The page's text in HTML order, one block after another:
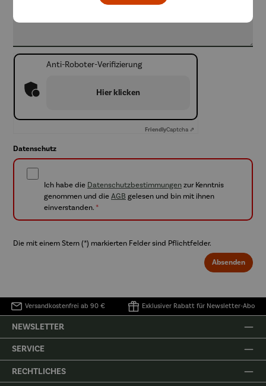
Anti-Roboter-Verifizierung
Hier klicken
FriendlyCaptcha ⇗
Datenschutz
Ich habe die Datenschutzbestimmungenzur Kenntnis
genommen und dieAGB gelesen und bin mit ihnen
einverstanden.*
Die mit einem Stern (*) markierten Felder sind Pflichtfelder.
Absenden
Versandkostenfrei ab 90 € Exklusiver Rabatt für Newsletter-Abo
NEWSLETTER
SERVICE
RECHTLICHES